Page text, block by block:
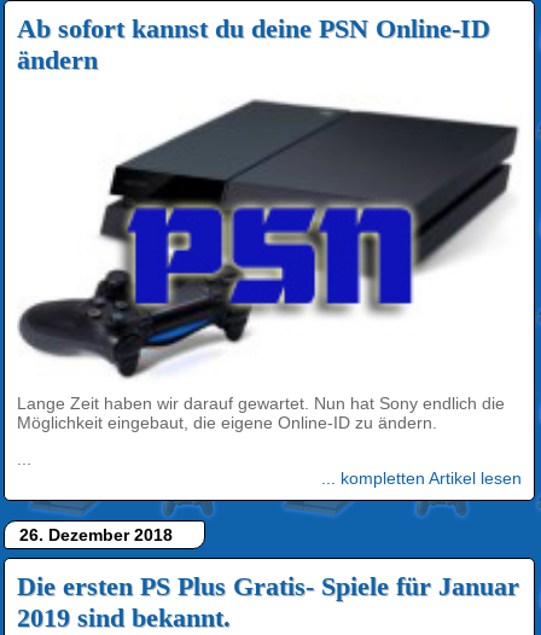
Ab sofort kannst du deine PSN Online-ID
ändern
Lange Zeit haben wir darauf gewartet. Nun hat Sony endlich die
Möglichkeit eingebaut, die eigene Online-ID zu ändern.
...
... kompletten Artikel lesen
26. Dezember 2018
Die ersten PS Plus Gratis- Spiele für Januar
2019 sind bekannt.